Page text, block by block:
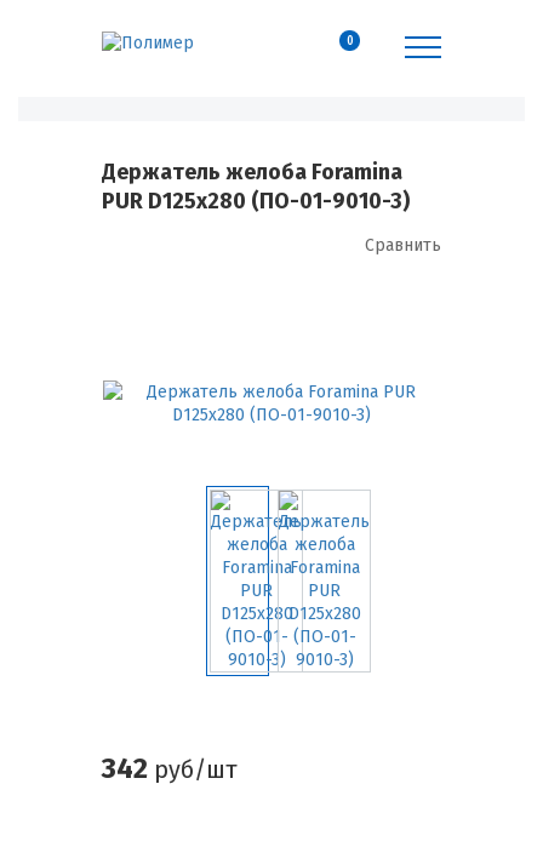
0
Держатель желоба Foramina
PUR D125х280 (ПО-01-9010-3)
Сравнить
342 руб/шт